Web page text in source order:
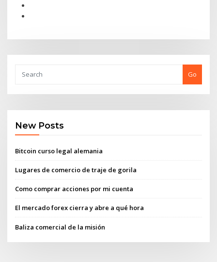
Go
New Posts
Bitcoin curso legal alemania
Lugares de comercio de traje de gorila
Como comprar acciones por mi cuenta
El mercado forex cierra y abre a qué hora
Baliza comercial de la misión